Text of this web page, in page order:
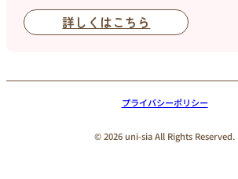
詳しくはこちら
プライバシーポリシー
© 2026 uni-sia All Rights Reserved.